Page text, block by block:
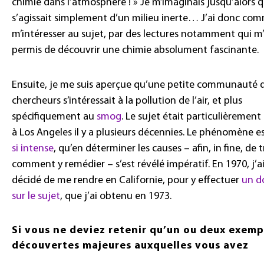
chimie dans l’atmosphère ! » Je m’imaginais jusqu’alors
s’agissait simplement d’un milieu inerte… J’ai donc
m’intéresser au sujet, par des lectures notamment qui
permis de découvrir une chimie absolument fascinante.
Ensuite, je me suis aperçue qu’une petite communauté
chercheurs s’intéressait à la pollution de l’air, et plus
spécifiquement au smog. Le sujet était
à Los Angeles il y a plusieurs décennies. Le phénomène
si intense, qu’en déterminer les causes – afin, in fine, de
comment y remédier – s’est révélé impératif. En 1970,
décidé de me rendre en Californie, pour y effectuer un
sur le sujet, que j’ai obtenu en 1973.
Si vous ne deviez retenir qu’un ou deux
découvertes majeures auxquelles vous avez